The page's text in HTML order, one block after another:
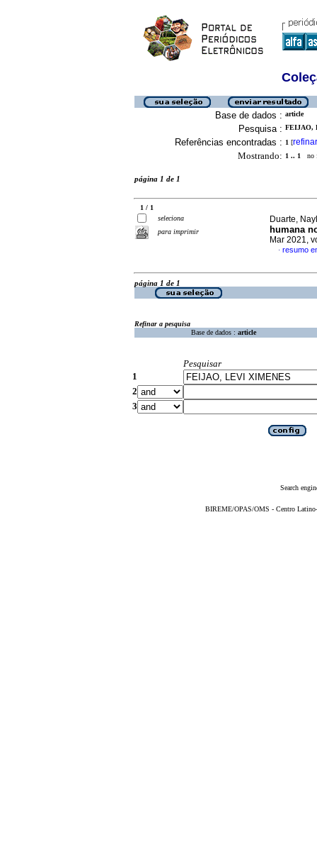
Base de dados : article
Pesquisa : FEIJAO,
Referências encontradas : 1 [refinar
Mostrando: 1 .. 1 no
página 1 de 1
1 / 1
seleciona
para imprimir
Duarte,
humana
Mar 2021,
· resumo
página 1 de 1
Refinar a pesquisa
Base de dados : article
Pesquisar
1
2
3
Search
BIREME/OPAS/OMS - Centro Latino-